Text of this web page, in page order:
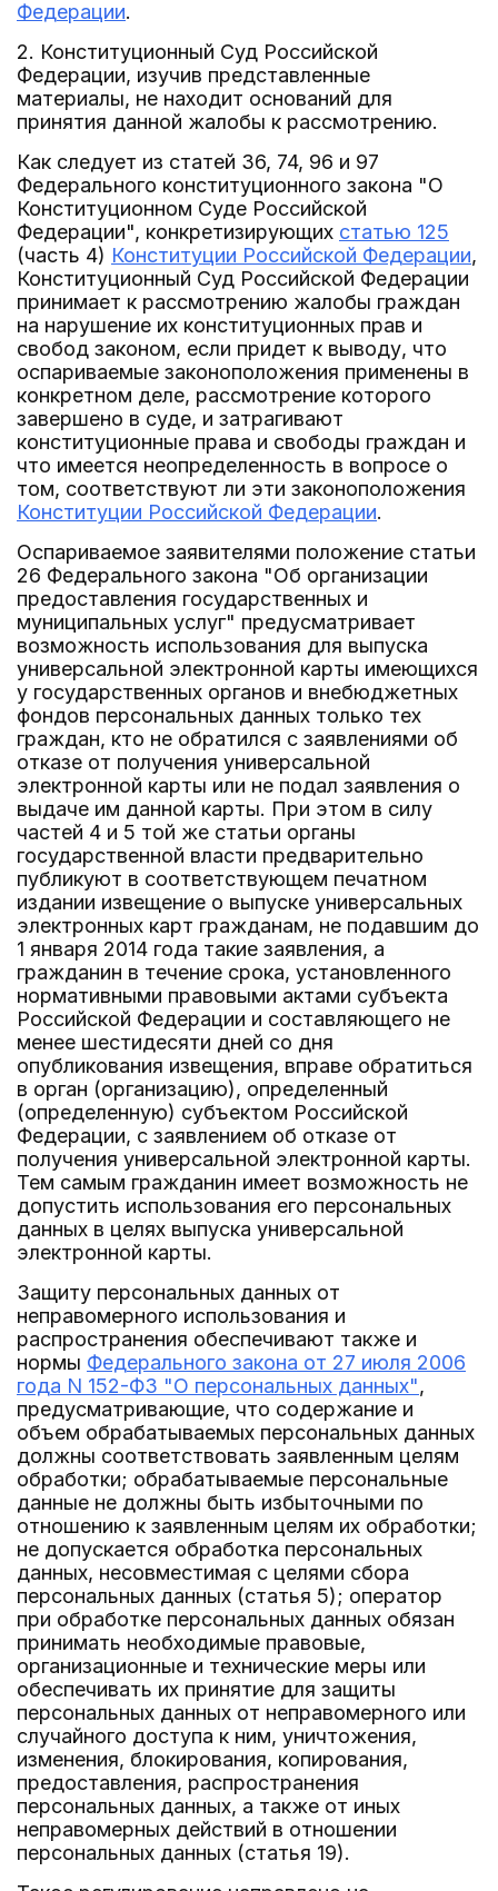
Федерации.
2. Конституционный Суд Российской
Федерации, изучив представленные
материалы, не находит оснований для
принятия данной жалобы к рассмотрению.
Как следует из статей 36, 74, 96 и 97
Федерального конституционного закона "О
Конституционном Суде Российской
Федерации", конкретизирующих статью 125
(часть 4) Конституции Российской Федерации,
Конституционный Суд Российской Федерации
принимает к рассмотрению жалобы граждан
на нарушение их конституционных прав и
свобод законом, если придет к выводу, что
оспариваемые законоположения применены в
конкретном деле, рассмотрение которого
завершено в суде, и затрагивают
конституционные права и свободы граждан и
что имеется неопределенность в вопросе о
том, соответствуют ли эти законоположения
Конституции Российской Федерации.
Оспариваемое заявителями положение статьи
26 Федерального закона "Об организации
предоставления государственных и
муниципальных услуг" предусматривает
возможность использования для выпуска
универсальной электронной карты имеющихся
у государственных органов и внебюджетных
фондов персональных данных только тех
граждан, кто не обратился с заявлениями об
отказе от получения универсальной
электронной карты или не подал заявления о
выдаче им данной карты. При этом в силу
частей 4 и 5 той же статьи органы
государственной власти предварительно
публикуют в соответствующем печатном
издании извещение о выпуске универсальных
электронных карт гражданам, не подавшим до
1 января 2014 года такие заявления, а
гражданин в течение срока, установленного
нормативными правовыми актами субъекта
Российской Федерации и составляющего не
менее шестидесяти дней со дня
опубликования извещения, вправе обратиться
в орган (организацию), определенный
(определенную) субъектом Российской
Федерации, с заявлением об отказе от
получения универсальной электронной карты.
Тем самым гражданин имеет возможность не
допустить использования его персональных
данных в целях выпуска универсальной
электронной карты.
Защиту персональных данных от
неправомерного использования и
распространения обеспечивают также и
нормы Федерального закона от 27 июля 2006
года N 152-ФЗ "О персональных данных",
предусматривающие, что содержание и
объем обрабатываемых персональных данных
должны соответствовать заявленным целям
обработки; обрабатываемые персональные
данные не должны быть избыточными по
отношению к заявленным целям их обработки;
не допускается обработка персональных
данных, несовместимая с целями сбора
персональных данных (статья 5); оператор
при обработке персональных данных обязан
принимать необходимые правовые,
организационные и технические меры или
обеспечивать их принятие для защиты
персональных данных от неправомерного или
случайного доступа к ним, уничтожения,
изменения, блокирования, копирования,
предоставления, распространения
персональных данных, а также от иных
неправомерных действий в отношении
персональных данных (статья 19).